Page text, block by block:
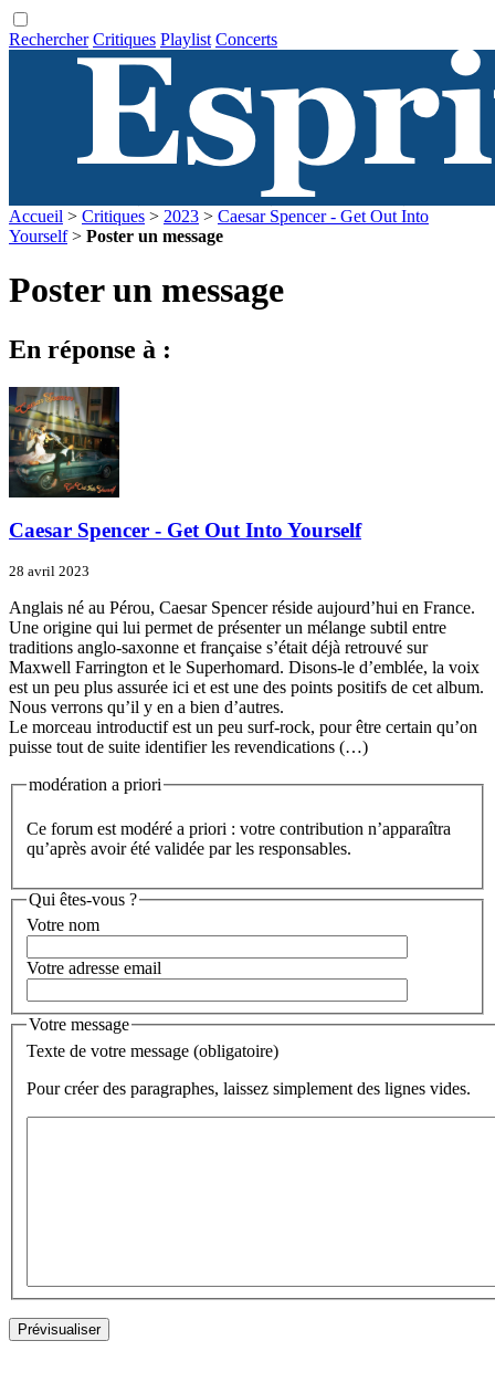
Rechercher Critiques Playlist Concerts
Accueil > Critiques > 2023 > Caesar Spencer - Get Out Into
Yourself> Poster un message
Poster un message
En réponse à :
Caesar Spencer - Get Out Into Yourself
28 avril 2023
Anglais né au Pérou, Caesar Spencer réside aujourd’hui en France.
Une origine qui lui permet de présenter un mélange subtil entre
traditions anglo-saxonne et française s’était déjà retrouvé sur
Maxwell Farrington et le Superhomard. Disons-le d’emblée, la voix
est un peu plus assurée ici et est une des points positifs de cet album.
Nous verrons qu’il y en a bien d’autres.
Le morceau introductif est un peu surf-rock, pour être certain qu’on
puisse tout de suite identifier les revendications (…)
modération a priori
Ce forum est modéré a priori : votre contribution n’apparaîtra
qu’après avoir été validée par les responsables.
Qui êtes-vous ?
Votre nom
Votre adresse email
Votre message
Texte de votre message (obligatoire)
Pour créer des paragraphes, laissez simplement des lignes vides.